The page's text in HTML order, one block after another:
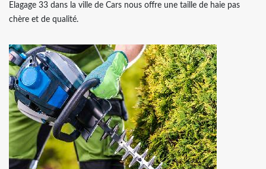
Elagage 33 dans la ville de Cars nous offre une taille de haie pas
chère et de qualité.